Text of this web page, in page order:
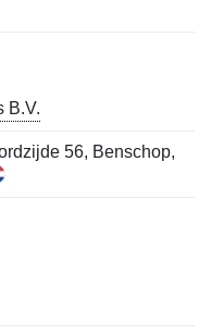
B.V.
56, Benschop,